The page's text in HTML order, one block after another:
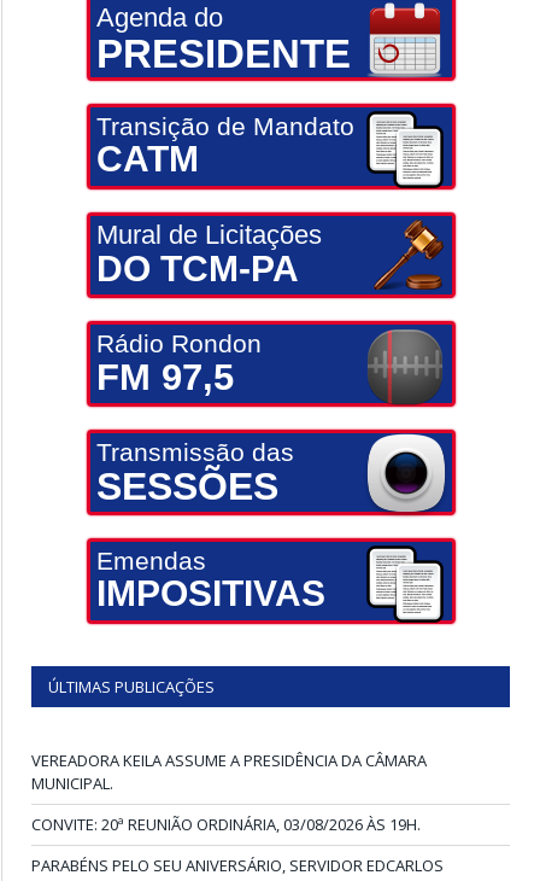
Agenda do
PRESIDENTE
Transição de Mandato
CATM
Mural de Licitações
DO TCM-PA
Rádio Rondon
FM 97,5
Transmissão das
SESSÕES
Emendas
IMPOSITIVAS
ÚLTIMAS PUBLICAÇÕES
VEREADORA KEILA ASSUME A PRESIDÊNCIA DA CÂMARA
MUNICIPAL.
CONVITE: 20ª REUNIÃO ORDINÁRIA, 03/08/2026 ÀS 19H.
PARABÉNS PELO SEU ANIVERSÁRIO, SERVIDOR EDCARLOS